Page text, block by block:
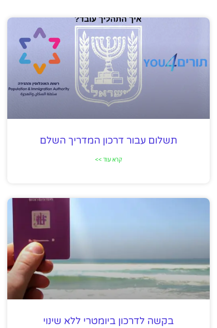
תשלום עבור דרכון המדריך השלם
קרא עוד >>
בקשה לדרכון ביומטרי ללא שינוי